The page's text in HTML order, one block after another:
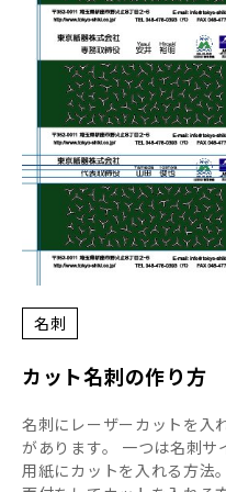
名刺
カット名刺の作り方
名刺にレーザーカットを入
があります。 一つは名刺
用紙にカットを入れる方法